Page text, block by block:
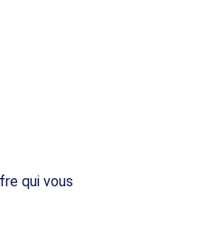
qui vous